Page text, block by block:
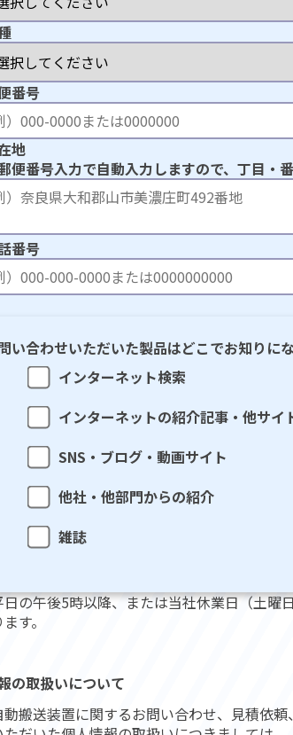
番号
地
便番号入力で自動入力しますので、丁目・
番号
い合わせいただいた製品はどこでお知りに
インターネット検索
インターネットの紹介記事・他サイ
SNS・ブログ・動画サイト
他社・他部門からの紹介
雑誌
日の午後5時以降、または当社休業日（土曜
ます。
の取扱いについて
動搬送装置に関するお問い合わせ、見積依